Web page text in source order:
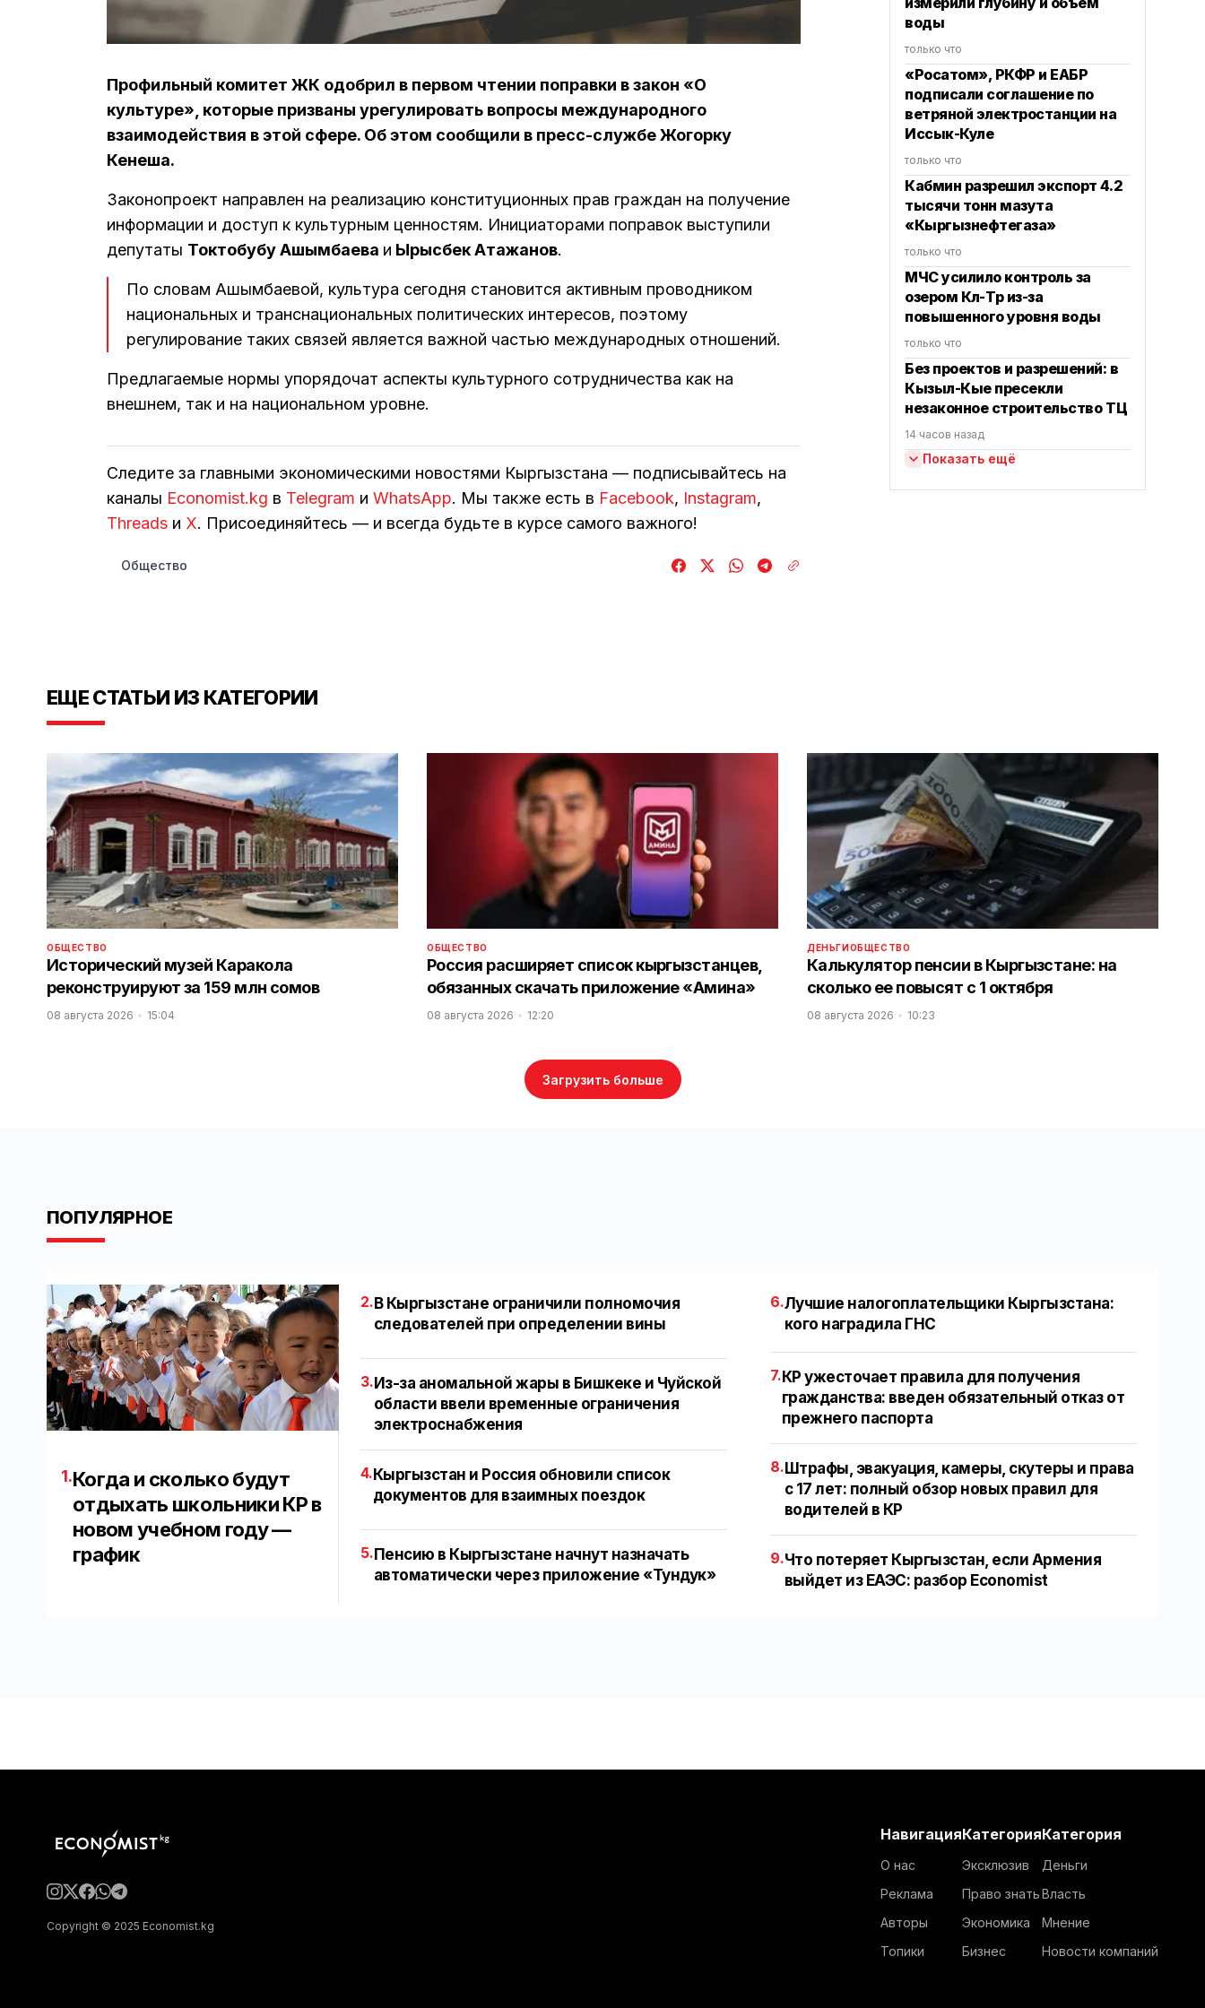
Профильный комитет ЖК одобрил в первом чтении поправки в закон «О
культуре», которые призваны урегулировать вопросы международного
взаимодействия в этой сфере. Об этом сообщили в пресс-службе Жогорку
Кенеша.
Законопроект направлен на реализацию конституционных прав граждан на получение
информации и доступ к культурным ценностям. Инициаторами поправок выступили
депутаты Токтобубу Ашымбаева и Ырысбек Атажанов.
По словам Ашымбаевой, культура сегодня становится активным проводником
национальных и транснациональных политических интересов, поэтому
регулирование таких связей является важной частью международных отношений.
Предлагаемые нормы упорядочат аспекты культурного сотрудничества как на
внешнем, так и на национальном уровне.
Следите за главными экономическими новостями Кыргызстана — подписывайтесь на
каналы Economist.kg в Telegram и WhatsApp. Мы также есть в Facebook, Instagram,
Threads и Х. Присоединяйтесь — и всегда будьте в курсе самого важного!
Общество
воды
только что
«Росатом», РКФР и ЕАБР
подписали соглашение по
ветряной электростанции на
Иссык-Куле
только что
Кабмин разрешил экспорт 4.2
тысячи тонн мазута
«Кыргызнефтегаза»
только что
МЧС усилило контроль за
озером Көл-Төр из-за
повышенного уровня воды
только что
Без проектов и разрешений: в
Кызыл-Кые пресекли
незаконное строительство ТЦ
14 часов назад
Показать ещё
ЕЩЕ СТАТЬИ ИЗ КАТЕГОРИИ
ОБЩЕСТВО
Исторический музей Каракола
реконструируют за 159 млн сомов
08 августа 2026 15:04
ОБЩЕСТВО
Россия расширяет список кыргызстанцев,
обязанных скачать приложение «Амина»
08 августа 2026 12:20
ДЕНЬГИОБЩЕСТВО
Калькулятор пенсии в Кыргызстане: на
сколько ее повысят с 1 октября
08 августа 2026 10:23
Загрузить больше
ПОПУЛЯРНОЕ
1.Когда и сколько будут
отдыхать школьники КР в
новом учебном году —
график
2. В Кыргызстане ограничили полномочия
следователей при определении вины
3.Из-за аномальной жары в Бишкеке и Чуйской
области ввели временные ограничения
электроснабжения
4.Кыргызстан и Россия обновили список
документов для взаимных поездок
5.Пенсию в Кыргызстане начнут назначать
автоматически через приложение «Тундук»
6.Лучшие налогоплательщики Кыргызстана:
кого наградила ГНС
7. КР ужесточает правила для получения
гражданства: введен обязательный отказ от
прежнего паспорта
8. Штрафы, эвакуация, камеры, скутеры и права
с 17 лет: полный обзор новых правил для
водителей в КР
9.Что потеряет Кыргызстан, если Армения
выйдет из ЕАЭС: разбор Economist
Copyright © 2025 Economist.kg
Навигация
О нас
Реклама
Авторы
Топики
Категория
Эксклюзив
Право знать
Экономика
Бизнес
Категория
Деньги
Власть
Мнение
Новости компаний